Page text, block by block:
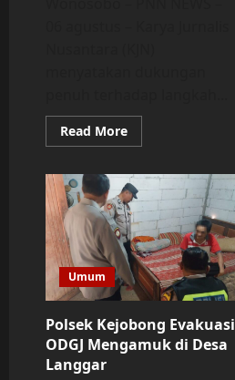
Read MoreRead
more
Dukung
Penuh
Kinerja
Kejaksaan
Negeri
Wonosobo
dalam
Pengembangan
Dugaan
Penyimpangan
PKH
Umum
Polsek Kejobong Evakuasi
ODGJ Mengamuk di Desa
Langgar